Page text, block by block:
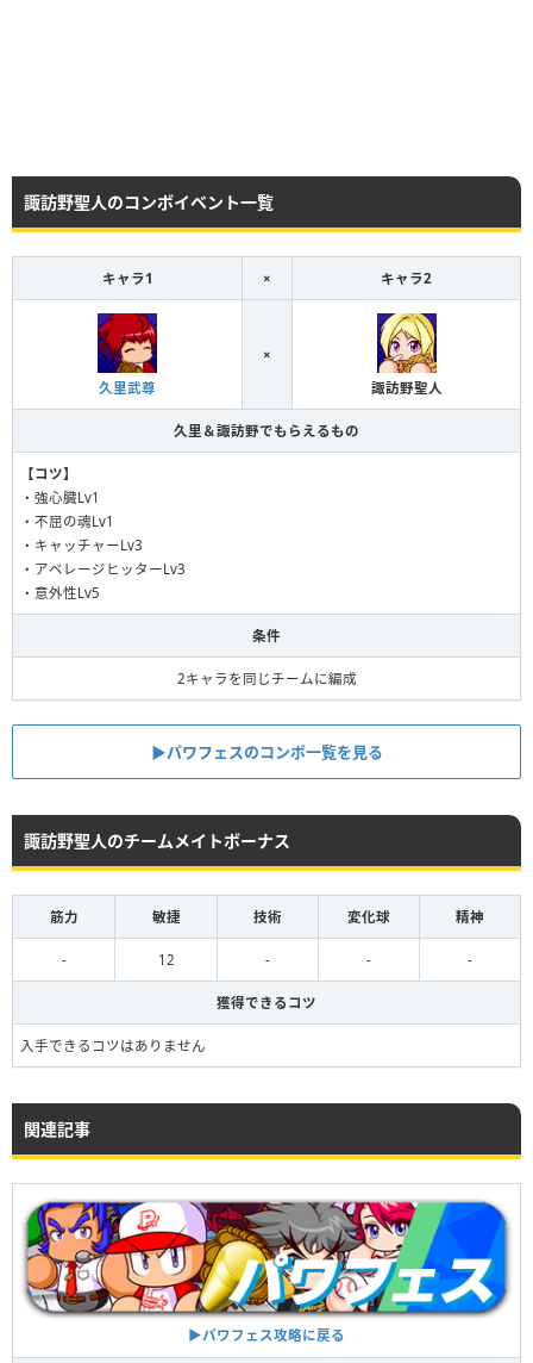
諏訪野聖人のコンボイベント一覧
キャラ1 × キャラ2
久里武尊
×
諏訪野聖人
久里＆諏訪野でもらえるもの
【コツ】
・強心臓Lv1
・不屈の魂Lv1
・キャッチャーLv3
・アベレージヒッターLv3
・意外性Lv5
条件
2キャラを同じチームに編成
▶︎パワフェスのコンボ一覧を見る
諏訪野聖人のチームメイトボーナス
筋力 敏捷 技術 変化球 精神
- 12 - - -
獲得できるコツ
入手できるコツはありません
関連記事
▶︎パワフェス攻略に戻る